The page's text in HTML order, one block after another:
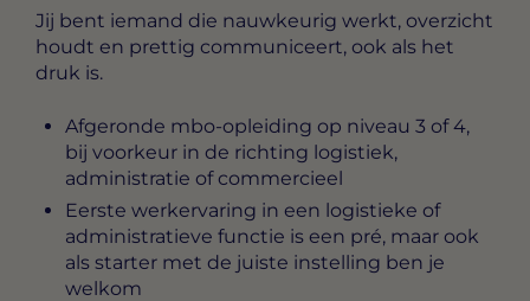
Jij bent iemand die nauwkeurig werkt, overzicht
houdt en prettig communiceert, ook als het
druk is.
Afgeronde mbo-opleiding op niveau 3 of 4,
bij voorkeur in de richting logistiek,
administratie of commercieel
Eerste werkervaring in een logistieke of
administratieve functie is een pré, maar ook
als starter met de juiste instelling ben je
welkom